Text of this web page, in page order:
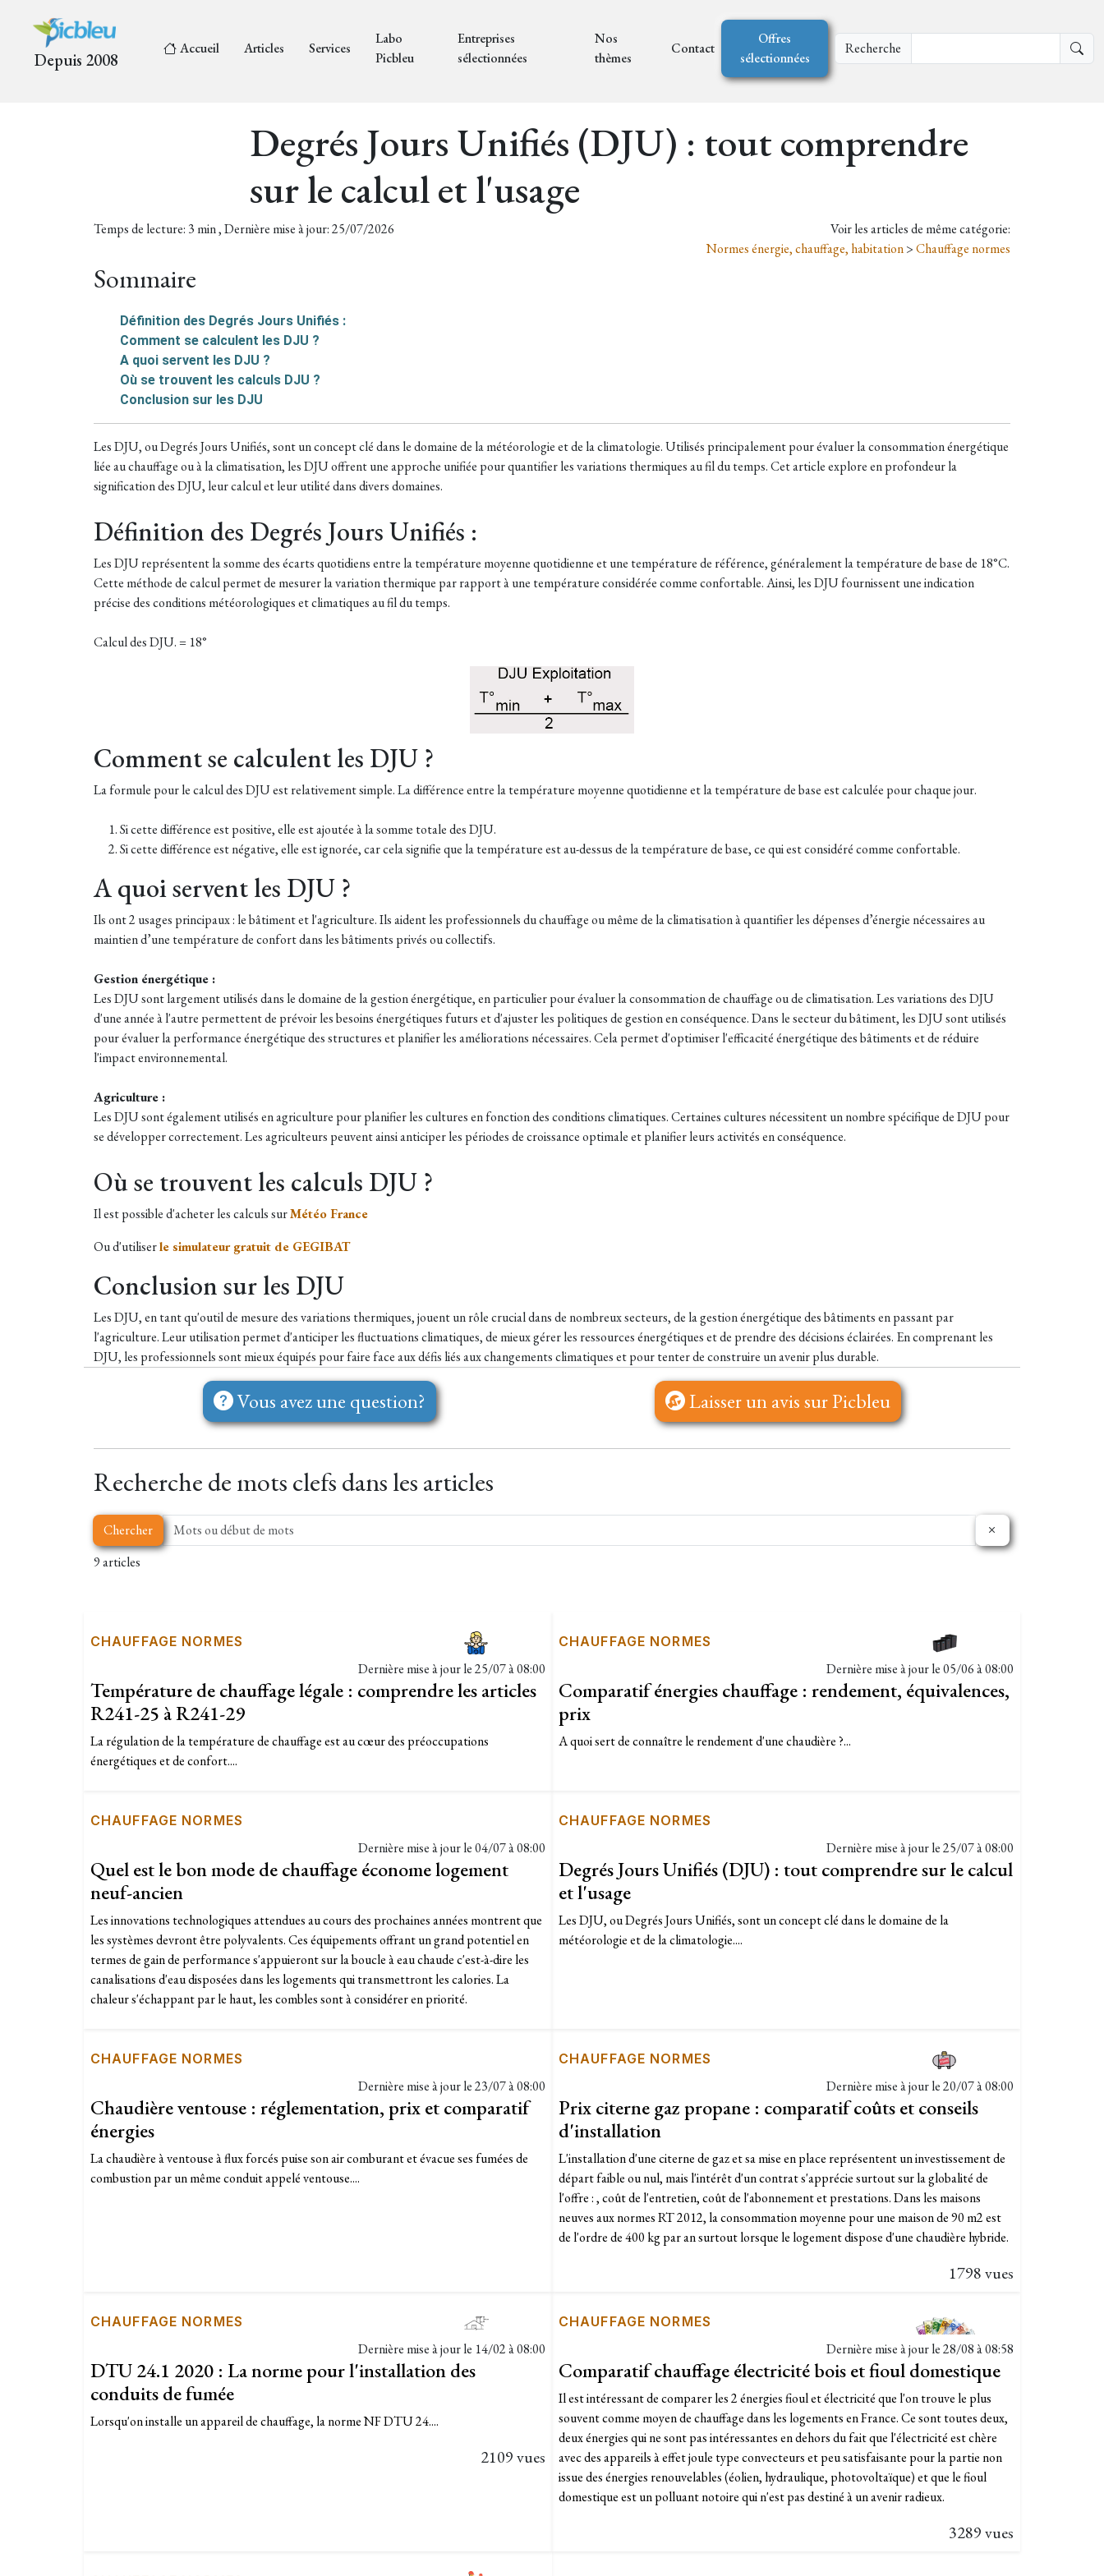
Depuis 2008
Accueil Articles Services
Labo
Picbleu
Entreprises
sélectionnées
Nos
thèmes
Contact
Offres
sélectionnées
Recherche
Degrés Jours Unifiés (DJU) : tout comprendre
sur le calcul et l'usage
Temps de lecture: 3 min , Dernière mise à jour: 25/07/2026
Voir les articles de même catégorie:
Normes énergie, chauffage, habitation>Chauffage normes
Sommaire
Définition des Degrés Jours Unifiés :
Comment se calculent les DJU ?
A quoi servent les DJU ?
Où se trouvent les calculs DJU ?
Conclusion sur les DJU
Les DJU, ou Degrés Jours Unifiés, sont un concept clé dans le domaine de la météorologie et de la climatologie. Utilisés principalement pour évaluer la consommation énergétique
liée au chauffage ou à la climatisation, les DJU offrent une approche unifiée pour quantifier les variations thermiques au fil du temps. Cet article explore en profondeur la
signification des DJU, leur calcul et leur utilité dans divers domaines.
Définition des Degrés Jours Unifiés :
Les DJU représentent la somme des écarts quotidiens entre la température moyenne quotidienne et une température de référence, généralement la température de base de 18°C.
Cette méthode de calcul permet de mesurer la variation thermique par rapport à une température considérée comme confortable. Ainsi, les DJU fournissent une indication
précise des conditions météorologiques et climatiques au fil du temps.
Calcul des DJU. = 18°
Comment se calculent les DJU ?
La formule pour le calcul des DJU est relativement simple. La différence entre la température moyenne quotidienne et la température de base est calculée pour chaque jour.
Si cette différence est positive, elle est ajoutée à la somme totale des DJU.
Si cette différence est négative, elle est ignorée, car cela signifie que la température est au-dessus de la température de base, ce qui est considéré comme confortable.
A quoi servent les DJU ?
Ils ont 2 usages principaux : le bâtiment et l'agriculture. Ils aident les professionnels du chauffage ou même de la climatisation à quantifier les dépenses d’énergie nécessaires au
maintien d’une température de confort dans les bâtiments privés ou collectifs.
Gestion énergétique :
Les DJU sont largement utilisés dans le domaine de la gestion énergétique, en particulier pour évaluer la consommation de chauffage ou de climatisation. Les variations des DJU
d'une année à l'autre permettent de prévoir les besoins énergétiques futurs et d'ajuster les politiques de gestion en conséquence. Dans le secteur du bâtiment, les DJU sont utilisés
pour évaluer la performance énergétique des structures et planifier les améliorations nécessaires. Cela permet d'optimiser l'efficacité énergétique des bâtiments et de réduire
l'impact environnemental.
Agriculture :
Les DJU sont également utilisés en agriculture pour planifier les cultures en fonction des conditions climatiques. Certaines cultures nécessitent un nombre spécifique de DJU pour
se développer correctement. Les agriculteurs peuvent ainsi anticiper les périodes de croissance optimale et planifier leurs activités en conséquence.
Où se trouvent les calculs DJU ?
Il est possible d'acheter les calculs surMétéo France
Ou d'utiliserle simulateur gratuit de GEGIBAT
Conclusion sur les DJU
Les DJU, en tant qu'outil de mesure des variations thermiques, jouent un rôle crucial dans de nombreux secteurs, de la gestion énergétique des bâtiments en passant par
l'agriculture. Leur utilisation permet d'anticiper les fluctuations climatiques, de mieux gérer les ressources énergétiques et de prendre des décisions éclairées. En comprenant les
DJU, les professionnels sont mieux équipés pour faire face aux défis liés aux changements climatiques et pour tenter de construire un avenir plus durable.
Vous avez une question? Laisser un avis sur Picbleu
Recherche de mots clefs dans les articles
Chercher
9 articles
CHAUFFAGE NORMES
Dernière mise à jour le25/07 à 08:00
Température de chauffage légale : comprendre les articles
R241-25 à R241-29
La régulation de la température de chauffage est au cœur des préoccupations
énergétiques et de confort....
CHAUFFAGE NORMES
Dernière mise à jour le05/06 à 08:00
Comparatif énergies chauffage : rendement, équivalences,
prix
A quoi sert de connaître le rendement d'une chaudière ?...
CHAUFFAGE NORMES
Dernière mise à jour le04/07 à 08:00
Quel est le bon mode de chauffage économe logement
neuf-ancien
Les innovations technologiques attendues au cours des prochaines années montrent que
les systèmes devront être polyvalents. Ces équipements offrant un grand potentiel en
termes de gain de performance s'appuieront sur la boucle à eau chaude c'est-à-dire les
canalisations d'eau disposées dans les logements qui transmettront les calories. La
chaleur s'échappant par le haut, les combles sont à considérer en priorité.
CHAUFFAGE NORMES
Dernière mise à jour le25/07 à 08:00
Degrés Jours Unifiés (DJU) : tout comprendre sur le calcul
et l'usage
Les DJU, ou Degrés Jours Unifiés, sont un concept clé dans le domaine de la
météorologie et de la climatologie....
CHAUFFAGE NORMES
Dernière mise à jour le23/07 à 08:00
Chaudière ventouse : réglementation, prix et comparatif
énergies
La chaudière à ventouse à flux forcés puise son air comburant et évacue ses fumées de
combustion par un même conduit appelé ventouse....
CHAUFFAGE NORMES
Dernière mise à jour le20/07 à 08:00
Prix citerne gaz propane : comparatif coûts et conseils
d'installation
L'installation d'une citerne de gaz et sa mise en place représentent un investissement de
départ faible ou nul, mais l'intérêt d'un contrat s'apprécie surtout sur la globalité de
l'offre : , coût de l'entretien, coût de l'abonnement et prestations. Dans les maisons
neuves aux normes RT 2012, la consommation moyenne pour une maison de 90 m2 est
de l'ordre de 400 kg par an surtout lorsque le logement dispose d'une chaudière hybride.
1798 vues
CHAUFFAGE NORMES
Dernière mise à jour le 14/02 à 08:00
DTU 24.1 2020 : La norme pour l'installation des
conduits de fumée
Lorsqu'on installe un appareil de chauffage, la norme NF DTU 24....
2109 vues
CHAUFFAGE NORMES
Dernière mise à jour le28/08 à 08:58
Comparatif chauffage électricité bois et fioul domestique
Il est intéressant de comparer les 2 énergies fioul et électricité que l'on trouve le plus
souvent comme moyen de chauffage dans les logements en France. Ce sont toutes deux,
deux énergies qui ne sont pas intéressantes en dehors du fait que l'électricité est chère
avec des appareils à effet joule type convecteurs et peu satisfaisante pour la partie non
issue des énergies renouvelables (éolien, hydraulique, photovoltaïque) et que le fioul
domestique est un polluant notoire qui n'est pas destiné à un avenir radieux.
3289 vues